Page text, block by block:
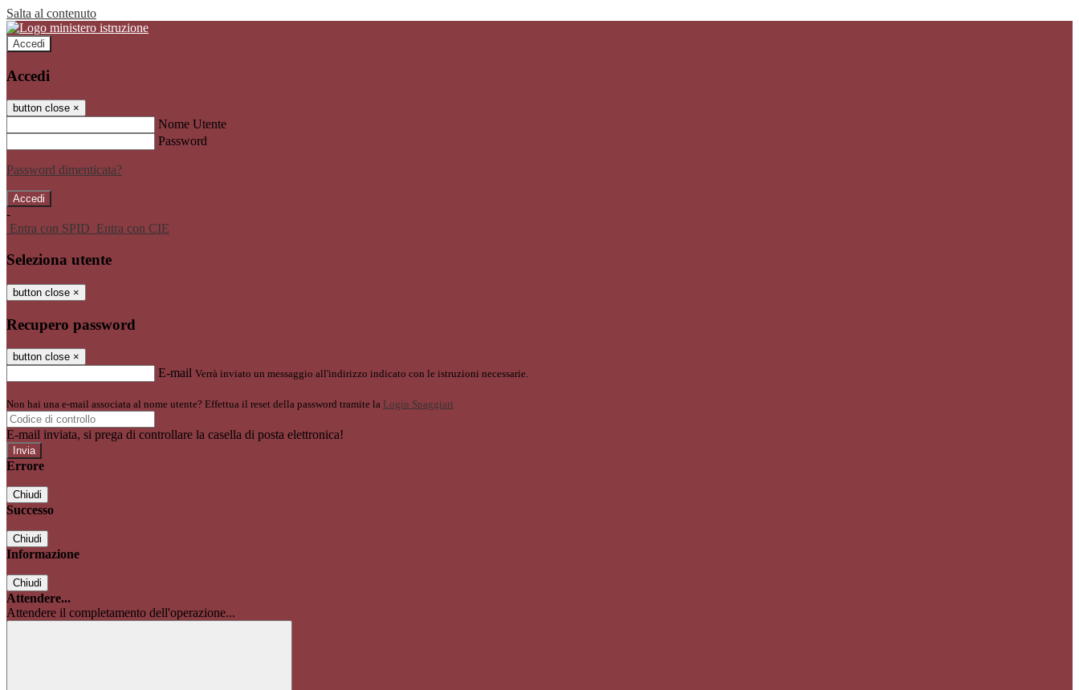
Salta al contenuto
Accedi
Accedi
button close ×
Nome Utente
Password
Password dimenticata?
-
Entra con SPID Entra con CIE
Seleziona utente
button close ×
Recupero password
button close ×
E-mail Verrà inviato un messaggio all'indirizzo indicato con le istruzioni necessarie.
Non hai una e-mail associata al nome utente? Effettua il reset della password tramite la Login Spaggiari
E-mail inviata, si prega di controllare la casella di posta elettronica!
Errore
Chiudi
Successo
Chiudi
Informazione
Chiudi
Attendere...
Attendere il completamento dell'operazione...